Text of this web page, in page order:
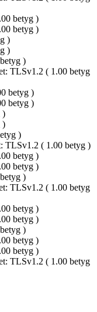
betyg )
betyg )
)
)
)
TLSv1.2 ( 1.00 betyg
betyg )
betyg )
)
)
)
TLSv1.2 ( 1.00 betyg )
betyg )
betyg )
)
TLSv1.2 ( 1.00 betyg
betyg )
betyg )
)
betyg )
betyg )
TLSv1.2 ( 1.00 betyg